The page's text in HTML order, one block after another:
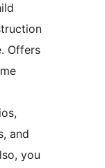
Offers
and
you